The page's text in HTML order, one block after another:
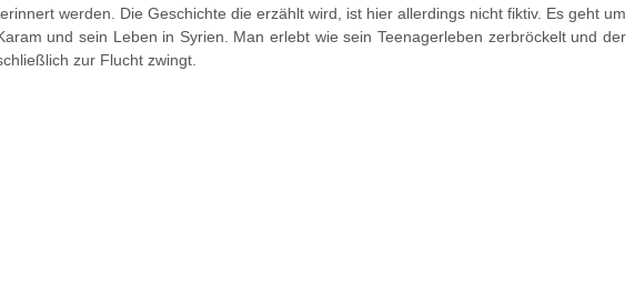
to
increase
werden. Die Geschichte die erzählt wird, ist hier allerdings nicht fiktiv. Es geht um
und sein Leben in Syrien. Man erlebt wie sein Teenagerleben zerbröckelt und der
zur Flucht zwingt.